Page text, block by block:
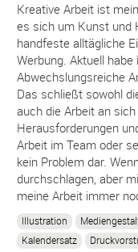
Kreative Arbeit ist
es sich um Kunst und
handfeste alltägliche
Werbung. Aktuell
Abwechslungsreiche
Das schließt sowohl
auch die Arbeit an
Herausforderungen
Arbeit im Team oder
kein Problem dar.
durchschlagen, aber
meine Arbeit immer
Illustration
Kalendersatz